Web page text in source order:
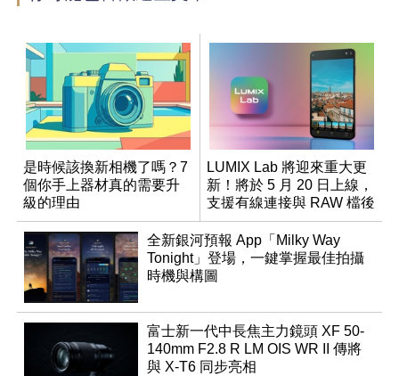
是時候該換新相機了嗎？7
個你手上器材真的需要升
級的理由
LUMIX Lab 將迎來重大更
新！將於 5 月 20 日上線，
支援有線連接與 RAW 檔後
製
全新銀河預報 App「Milky Way
Tonight」登場，一鍵掌握最佳拍攝
時機與構圖
富士新一代中長焦主力鏡頭 XF 50-
140mm F2.8 R LM OIS WR II 傳將
與 X-T6 同步亮相